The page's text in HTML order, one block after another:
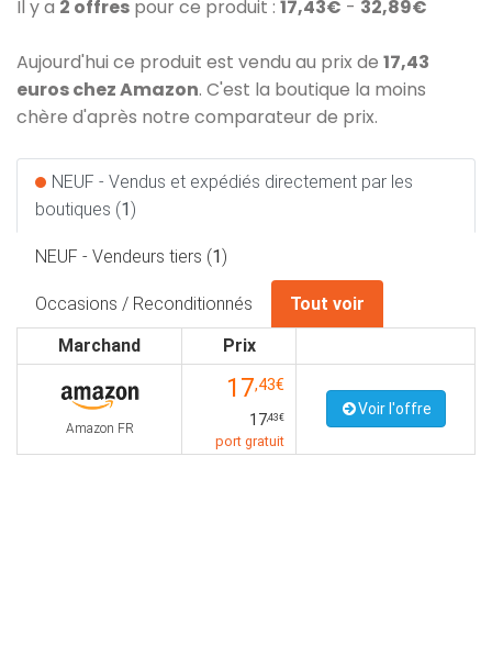
Il y a 2 offres pour ce produit : 17,43€ - 32,89€
Aujourd'hui ce produit est vendu au prix de 17,43
euros chez Amazon. C'est la boutique la moins
chère d'après notre comparateur de prix.
NEUF - Vendus et expédiés directement par les
boutiques (1)
NEUF - Vendeurs tiers (1)
Occasions / Reconditionnés
Tout voir
Marchand
Prix
Amazon FR
17,43€
17,43€
port gratuit
Voir l'offre